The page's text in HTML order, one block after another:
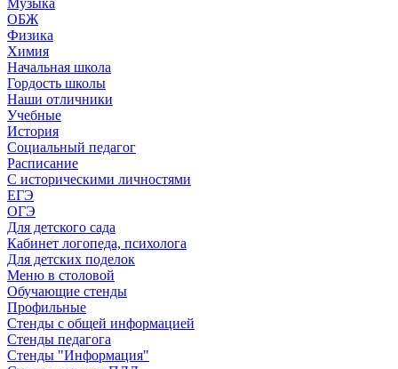
Музыка
ОБЖ
Физика
Химия
Начальная школа
Гордость школы
Наши отличники
Учебные
История
Социальный педагог
Расписание
С историческими личностями
ЕГЭ
ОГЭ
Для детского сада
Кабинет логопеда, психолога
Для детских поделок
Меню в столовой
Обучающие стенды
Профильные
Стенды с общей информацией
Стенды педагога
Стенды "Информация"